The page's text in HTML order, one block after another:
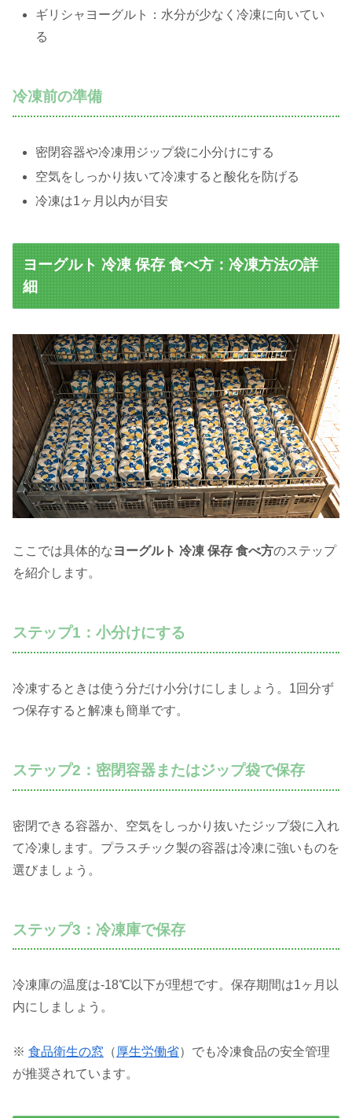
ギリシャヨーグルト：水分が少なく冷凍に向いてい
る
冷凍前の準備
密閉容器や冷凍用ジップ袋に小分けにする
空気をしっかり抜いて冷凍すると酸化を防げる
冷凍は1ヶ月以内が目安
ヨーグルト 冷凍 保存 食べ方：冷凍方法の詳
細
ここでは具体的なヨーグルト 冷凍 保存 食べ方のステップ
を紹介します。
ステップ1：小分けにする
冷凍するときは使う分だけ小分けにしましょう。1回分ず
つ保存すると解凍も簡単です。
ステップ2：密閉容器またはジップ袋で保存
密閉できる容器か、空気をしっかり抜いたジップ袋に入れ
て冷凍します。プラスチック製の容器は冷凍に強いものを
選びましょう。
ステップ3：冷凍庫で保存
冷凍庫の温度は-18℃以下が理想です。保存期間は1ヶ月以
内にしましょう。
※ 食品衛生の窓 （ 厚生労働省）でも冷凍食品の安全管理
が推奨されています。